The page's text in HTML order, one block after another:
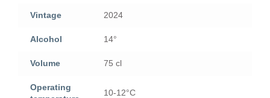
Vintage 2024
Alcohol 14°
Volume 75 cl
Operating
10-12°C